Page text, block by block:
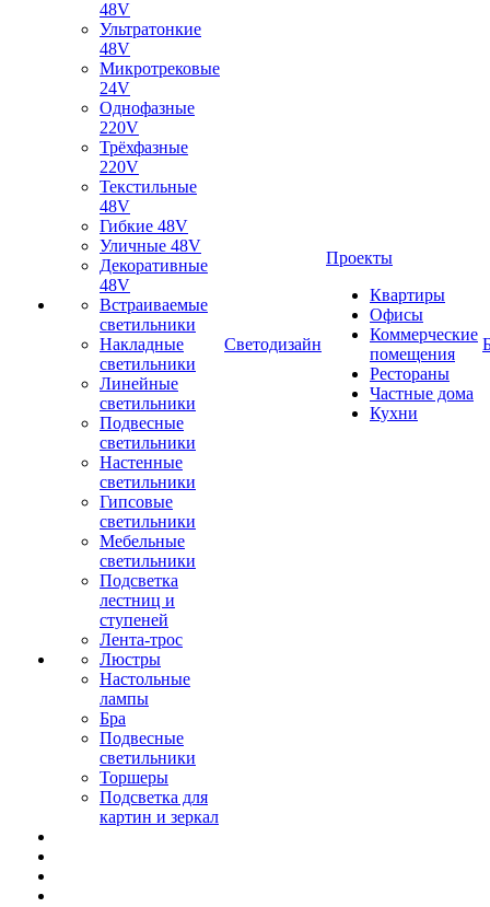
48V
Ультратонкие
48V
Микротрековые
24V
Однофазные
220V
Трёхфазные
220V
Текстильные
48V
Гибкие 48V
Уличные 48V
Декоративные
48V
Встраиваемые
светильники
Накладные
светильники
Линейные
светильники
Подвесные
светильники
Настенные
светильники
Гипсовые
светильники
Мебельные
светильники
Подсветка
лестниц и
ступеней
Лента-трос
Люстры
Настольные
лампы
Бра
Подвесные
светильники
Торшеры
Подсветка для
картин и зеркал
Светодизайн
Проекты
Квартиры
Офисы
Коммерческие
помещения
Рестораны
Частные дома
Кухни